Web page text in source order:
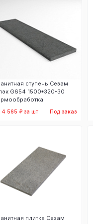
ступень Сезам
G654 1500*320*30
4 565 ₽ за шт Под заказ
плитка Сезам